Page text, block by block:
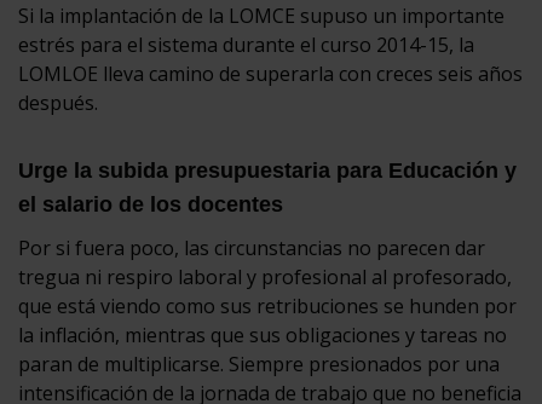
Si la implantación de la LOMCE supuso un importante
estrés para el sistema durante el curso 2014-15, la
LOMLOE lleva camino de superarla con creces seis años
después.
Urge la subida presupuestaria para Educación y
el salario de los docentes
Por si fuera poco, las circunstancias no parecen dar
tregua ni respiro laboral y profesional al profesorado,
que está viendo como sus retribuciones se hunden por
la inflación, mientras que sus obligaciones y tareas no
paran de multiplicarse. Siempre presionados por una
intensificación de la jornada de trabajo que no beneficia